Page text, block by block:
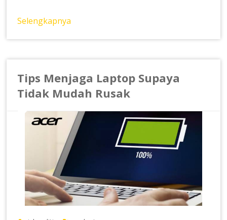
Selengkapnya
Tips Menjaga Laptop Supaya
Tidak Mudah Rusak